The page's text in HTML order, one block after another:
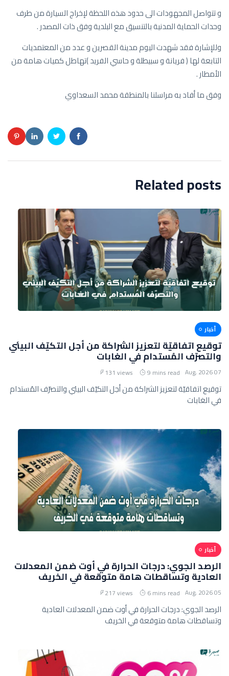
و تتواصل المجهودات الى حدود هذه اللحظة لإخراج السيارة من طرف
وحدات الحماية المدنية بالتنسيق مع البلدية وفق ذات المصدر .
وللإشارة فقد شهدت اليوم مدينة القصرين و عدد من المعتمديات
التابعة لها ( فريانة و سبيطلة و حاسي الفريد )تهاطل كميات هامة من
الأمطار .
وفق ما أفاد به مراسلنا بالمنطقة محمد السعداوي
Related posts
أخبار
توقيع اتفاقيّة لتعزيز الشراكة من أجل التكيّف البيئي
والتصرّف المُستدام في الغابات
07 Aug, 2026
9 mins read
131 views
توقيع اتفاقيّة لتعزيز الشراكة من أجل التكيّف البيئي والتصرّف المُستدام
في الغابات
أخبار
الرصد الجوي: درجات الحرارة في أوت ضمن المعدلات
العادية وتساقطات هامة متوقعة في الخريف
05 Aug, 2026
6 mins read
217 views
الرصد الجوي: درجات الحرارة في أوت ضمن المعدلات العادية
وتساقطات هامة متوقعة في الخريف